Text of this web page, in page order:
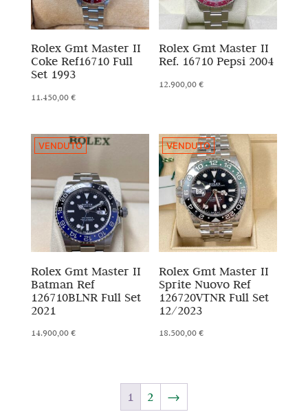
Rolex Gmt Master II
Coke Ref16710 Full
Set 1993
11.450,00€
Rolex Gmt Master II
Ref. 16710 Pepsi 2004
12.900,00€
VENDUTO
Rolex Gmt Master II
Batman Ref
126710BLNR Full Set
2021
14.900,00€
VENDUTO
Rolex Gmt Master II
Sprite Nuovo Ref
126720VTNR Full Set
12/2023
18.500,00€
1 2 →